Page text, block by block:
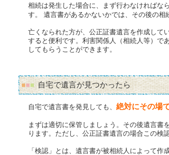
相続は発生した場合に、まず行わなければな
す。 遺言書があるかないかでは、その後の相
亡くなられた方が、公正証書遺言を作成して
すると便利です。利害関係人（相続人等）で
してもらうことができます。
自宅で遺言が見つかったら
自宅で遺言書を発見しても、 絶対にその場
まずは適切に保管しましょう。その後遺言書
ります。ただし、公正証書遺言の場合この検
「検認」とは、遺言書が被相続人によって